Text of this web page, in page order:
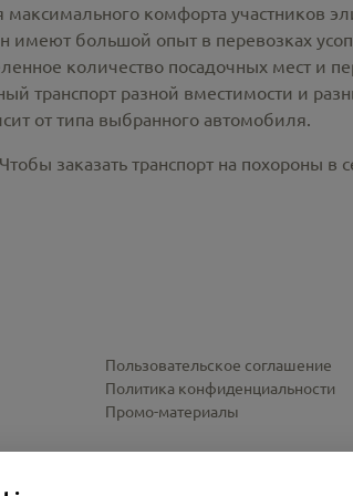
комфорта участников
большой опыт в перевозках
количество посадочных мест и
транспорт разной вместимости и
от типа выбранного автомобиля.
заказать транспорт на похороны
Пользовательское соглашение
Политика конфиденциальности
Промо-материалы